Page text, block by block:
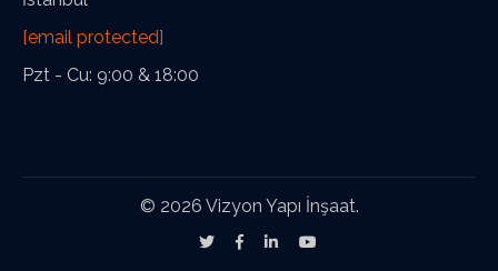
[email protected]
Pzt - Cu: 9:00 & 18:00
© 2026 Vizyon Yapı İnşaat.